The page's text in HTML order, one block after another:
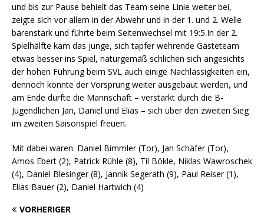
und bis zur Pause behielt das Team seine Linie weiter bei,
zeigte sich vor allem in der Abwehr und in der 1. und 2. Welle
bärenstark und führte beim Seitenwechsel mit 19:5.In der 2.
Spielhälfte kam das junge, sich tapfer wehrende Gästeteam
etwas besser ins Spiel, naturgemäß schlichen sich angesichts
der hohen Führung beim SVL auch einige Nachlässigkeiten ein,
dennoch konnte der Vorsprung weiter ausgebaut werden, und
am Ende durfte die Mannschaft – verstärkt durch die B-
Jugendlichen Jan, Daniel und Elias – sich über den zweiten Sieg
im zweiten Saisonspiel freuen.
Mit dabei waren: Daniel Bimmler (Tor), Jan Schäfer (Tor),
Amos Ebert (2), Patrick Rühle (8), Til Bökle, Niklas Wawroschek
(4), Daniel Blesinger (8), Jannik Segerath (9), Paul Reiser (1),
Elias Bauer (2), Daniel Hartwich (4)
VORHERIGER